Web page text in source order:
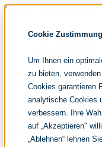
Cookie
Um Ihnen ein
zu bieten,
Cookies garantieren
analytische Cookies
verbessern. Ihre
auf „Akzeptieren"
„Ablehnen“ lehnen
Navigation überspringen
noventum
IT & Management
People & Culture
DE
EN
Navigation überspringen